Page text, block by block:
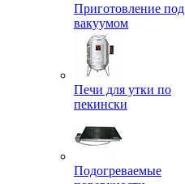
Приготовление под
вакуумом
Печи для утки по
пекински
Подогреваемые